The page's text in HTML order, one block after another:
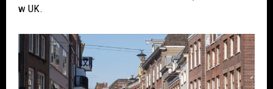
w UK.